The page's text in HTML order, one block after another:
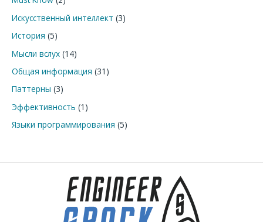
Искусственный интеллект (3)
История (5)
Мысли вслух (14)
Общая информация (31)
Паттерны (3)
Эффективность (1)
Языки программирования (5)